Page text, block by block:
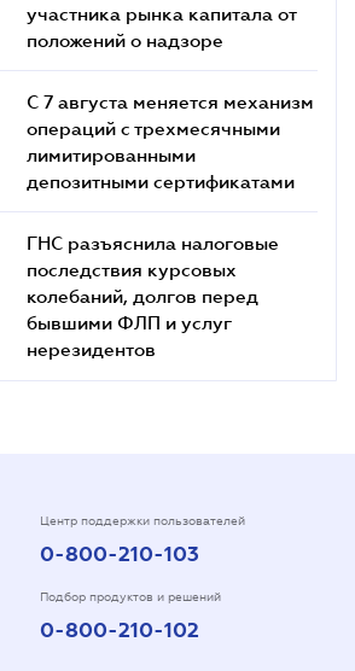
участника рынка капитала от
положений о надзоре
С 7 августа меняется механизм
операций с трехмесячными
лимитированными
депозитными сертификатами
ГНС разъяснила налоговые
последствия курсовых
колебаний, долгов перед
бывшими ФЛП и услуг
нерезидентов
Центр поддержки пользователей
0-800-210-103
Подбор продуктов и решений
0-800-210-102